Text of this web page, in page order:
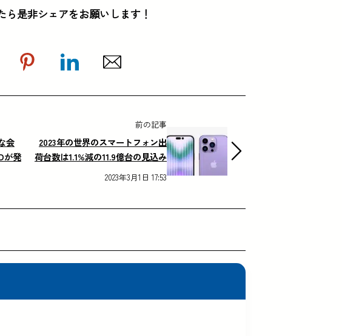
ら是非シェアをお願いします！
会
が発
前の記事
2023年の世界のスマートフォン出
荷台数は1.1%減の11.9億台の見込み
2023年3月1日 17:53